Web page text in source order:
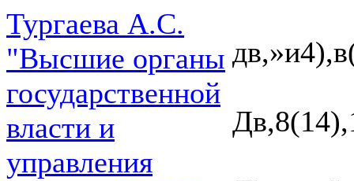
Тургаева А.С.
"Высшие органы
государственной
власти и
управления